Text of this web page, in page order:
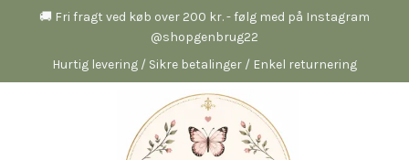
🚚 Fri fragt ved køb over 200 kr. - følg med på Instagram
@shopgenbrug22
Hurtig levering / Sikre betalinger / Enkel returnering